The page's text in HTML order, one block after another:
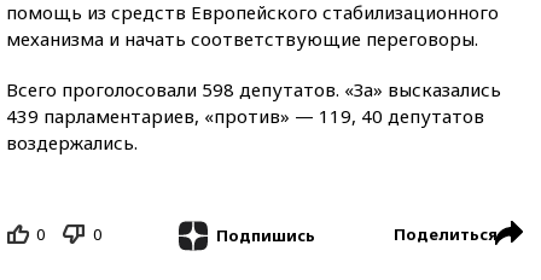
помощь из средств Европейского стабилизационного
механизма и начать соответствующие переговоры.
Всего проголосовали 598 депутатов. «За» высказались
439 парламентариев, «против» — 119, 40 депутатов
воздержались.
0 0 Подпишись Поделиться